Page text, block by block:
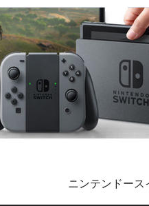
ニンテンドース